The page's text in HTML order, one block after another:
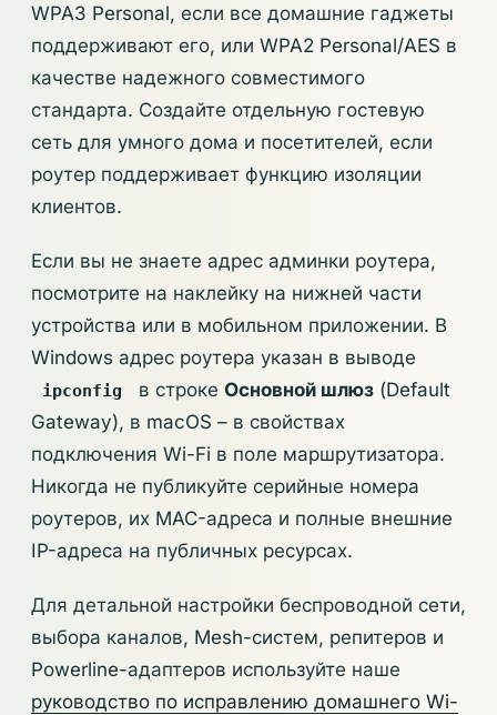
WPA3 Personal, если все домашние гаджеты
поддерживают его, или WPA2 Personal/AES в
качестве надежного совместимого
стандарта. Создайте отдельную гостевую
сеть для умного дома и посетителей, если
роутер поддерживает функцию изоляции
клиентов.
Если вы не знаете адрес админки роутера,
посмотрите на наклейку на нижней части
устройства или в мобильном приложении. В
Windows адрес роутера указан в выводе
ipconfig в строке Основной шлюз (Default
Gateway), в macOS – в свойствах
подключения Wi-Fi в поле маршрутизатора.
Никогда не публикуйте серийные номера
роутеров, их MAC-адреса и полные внешние
IP-адреса на публичных ресурсах.
Для детальной настройки беспроводной сети,
выбора каналов, Mesh-систем, репитеров и
Powerline-адаптеров используйте наше
руководство по исправлению домашнего Wi-